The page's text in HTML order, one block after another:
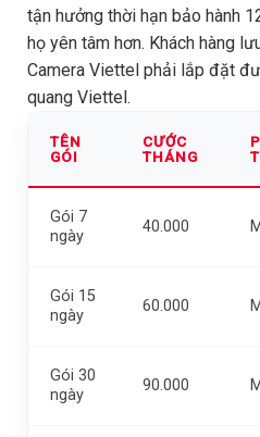
tận hưởng thời hạn bảo hành
họ yên tâm hơn. Khách hàng
Camera Viettel phải lắp đặt
quang Viettel.
TÊN
GÓI
CƯỚC
THÁNG
Gói 7
ngày
40.000
Gói 15
ngày
60.000
Gói 30
ngày
90.000